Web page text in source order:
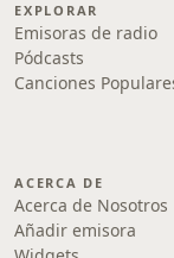
EXPLORAR
Emisoras de radio
Pódcasts
Canciones
ACERCA DE
Acerca de Nosotros
Añadir emisora